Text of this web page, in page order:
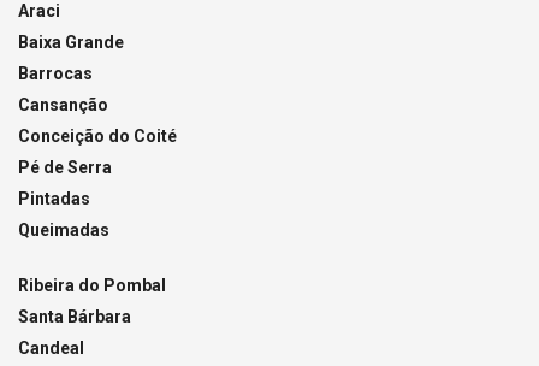
Araci
Baixa Grande
Barrocas
Cansanção
Conceição do Coité
Pé de Serra
Pintadas
Queimadas
Ribeira do Pombal
Santa Bárbara
Candeal